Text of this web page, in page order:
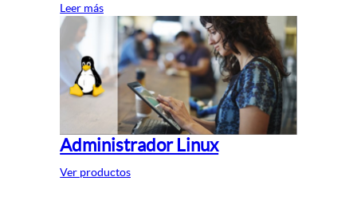
Leer más
Administrador Linux
Ver productos